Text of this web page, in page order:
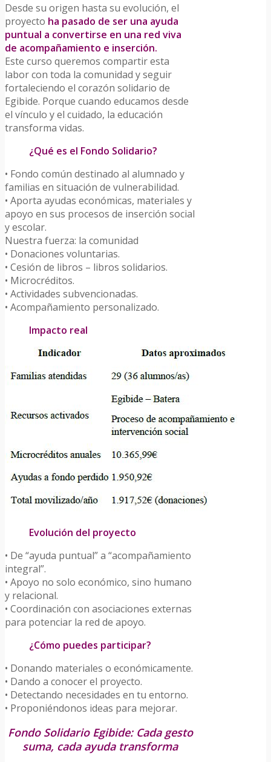
Desde su origen hasta su evolución, el
proyecto ha pasado de ser una ayuda
puntual a convertirse en una red viva
de acompañamiento e inserción.
Este curso queremos compartir esta
labor con toda la comunidad y seguir
fortaleciendo el corazón solidario de
Egibide. Porque cuando educamos desde
el vínculo y el cuidado, la educación
transforma vidas.
¿Qué es el Fondo Solidario?
• Fondo común destinado al alumnado y
familias en situación de vulnerabilidad.
• Aporta ayudas económicas, materiales y
apoyo en sus procesos de inserción social
y escolar.
Nuestra fuerza: la comunidad
• Donaciones voluntarias.
• Cesión de libros – libros solidarios.
• Microcréditos.
• Actividades subvencionadas.
• Acompañamiento personalizado.
Impacto real
Evolución del proyecto
• De “ayuda puntual” a “acompañamiento
integral”.
• Apoyo no solo económico, sino humano
y relacional.
• Coordinación con asociaciones externas
para potenciar la red de apoyo.
¿Cómo puedes participar?
• Donando materiales o económicamente.
• Dando a conocer el proyecto.
• Detectando necesidades en tu entorno.
• Proponiéndonos ideas para mejorar.
Fondo Solidario Egibide: Cada gesto
suma, cada ayuda transforma